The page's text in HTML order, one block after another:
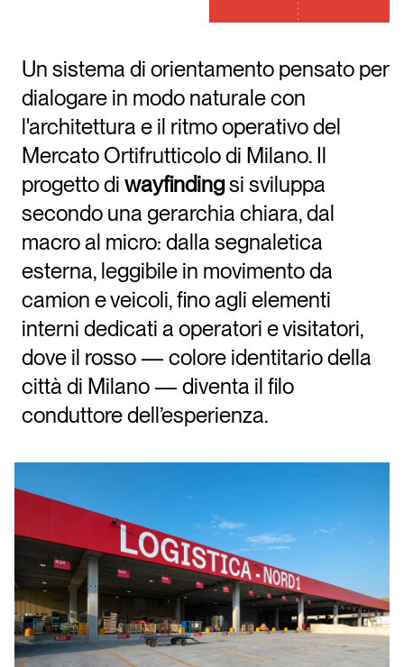
Un sistema di orientamento pensato per
dialogare in modo naturale con
l'architettura e il ritmo operativo del
Mercato Ortifrutticolo di Milano. Il
progetto di wayfindingsi sviluppa
secondo una gerarchia chiara, dal
macro al micro: dalla segnaletica
esterna, leggibile in movimento da
camion e veicoli, fino agli elementi
interni dedicati a operatori e visitatori,
dove il rosso — colore identitario della
città di Milano — diventa il filo
conduttore dell’esperienza.